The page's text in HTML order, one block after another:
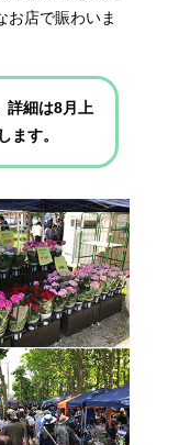
お店で賑わいま
詳細は8月上
ます。